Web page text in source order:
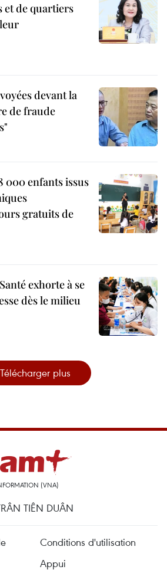
et de quartiers
devant la
de fraude
000 enfants issus
gratuits de
exhorte à se
dès le milieu
Télécharger plus
(VNA)
TIÊN DUÂN
Conditions d'utilisation
Appui